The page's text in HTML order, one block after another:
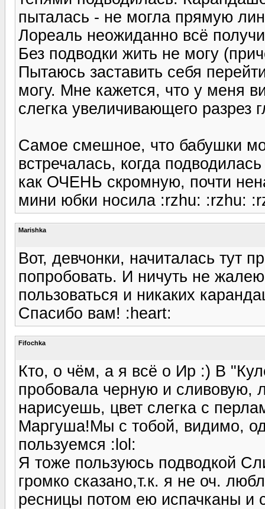
пыталась - не могла прямую
Лореаль неожиданно всё
Без подводки жить не могу
Пытаюсь заставить себя
могу. Мне кажется, что у меня
слегка увеличивающего разрез
Самое смешное, что бабушки
встречалась, когда
как ОЧЕНЬ скромную, почти
мини юбки носила :rzhu: :rzhu:
Marishka
Вот, девчонки, начиталась тут
попробовать. И ничуть не
пользоваться и никаких
Спасибо вам! :heart:
Fifochka
Кто, о чём, а я всё о Ир :) В
пробовала черную и сливовую,
нарисуешь, цвет слегка с
Маргуша!Мы с тобой, видимо,
пользуемся :lol:
Я тоже пользуюсь подводкой
громко сказано,т.к. я не оч.
ресницы потом ею испачканы и